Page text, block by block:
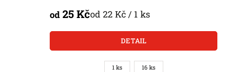
od 25 Kčod 22 Kč / 1 ks
DETAIL
1 ks 16 ks